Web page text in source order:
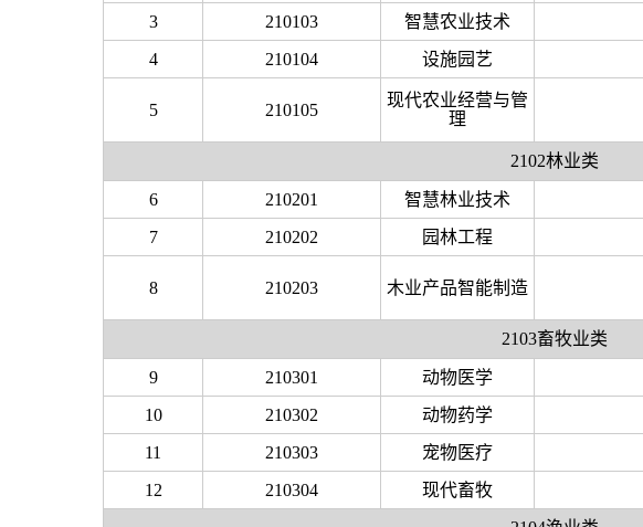
3 210103 智慧农业技术
4
210104 设施园艺
5 210105
现代农业经营与管
理
2102林业类
6 210201 智慧林业技术
7
210202 园林工程
8 210203 木业产品智能制造
2103畜牧业类
9 210301 动物医学
10
210302 动物药学
11
210303 宠物医疗
12
210304 现代畜牧